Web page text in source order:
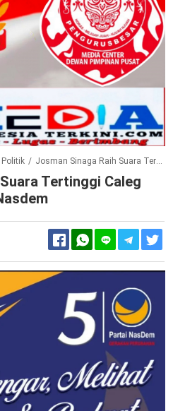
Politik / Josman Sinaga Raih Suara Tertinggi Caleg DPRD Dapil 3 Partai Nasdem
Tertinggi Caleg